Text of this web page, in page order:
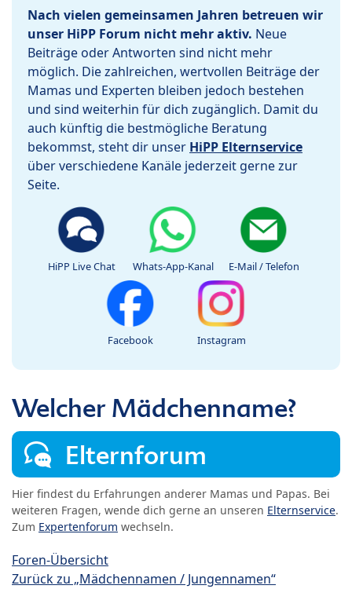
Nach vielen gemeinsamen Jahren betreuen wir
unser HiPP Forum nicht mehr aktiv. Neue
Beiträge oder Antworten sind nicht mehr
möglich. Die zahlreichen, wertvollen Beiträge der
Mamas und Experten bleiben jedoch bestehen
und sind weiterhin für dich zugänglich. Damit du
auch künftig die bestmögliche Beratung
bekommst, steht dir unser HiPP Elternservice
über verschiedene Kanäle jederzeit gerne zur
Seite.
HiPP Live Chat Whats-App-Kanal E-Mail / Telefon
Facebook Instagram
Welcher Mädchenname?
Elternforum
Hier findest du Erfahrungen anderer Mamas und Papas. Bei
weiteren Fragen, wende dich gerne an unseren Elternservice.
Zum Expertenforum wechseln.
Foren-Übersicht
Zurück zu „Mädchennamen / Jungennamen“